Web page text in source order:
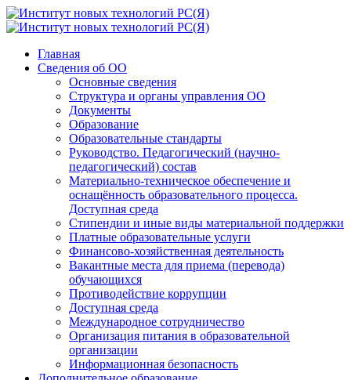
Главная
Сведения об ОО
Основные сведения
Структура и органы управления ОО
Документы
Образование
Образовательные стандарты
Руководство. Педагогический (научно-
педагогический) состав
Материально-техническое обеспечение и
оснащённость образовательного процесса.
Доступная среда
Стипендии и иные виды материальной поддержки
Платные образовательные услуги
Финансово-хозяйственная деятельность
Вакантные места для приема (перевода)
обучающихся
Противодействие коррупции
Доступная среда
Международное сотрудничество
Организация питания в образовательной
организации
Информационная безопасность